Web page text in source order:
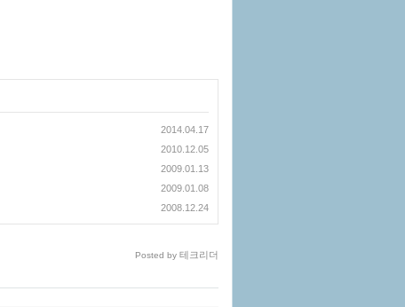
2014.04.17
2010.12.05
2009.01.13
2009.01.08
2008.12.24
Posted by 테크리더